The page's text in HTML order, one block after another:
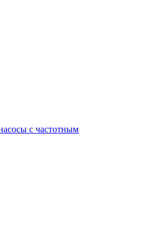
с частотным